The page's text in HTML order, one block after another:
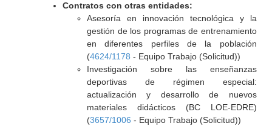
Contratos con otras entidades:
Asesoría en innovación tecnológica y la
gestión de los programas de entrenamiento
en diferentes perfiles de la población
(4624/1178 - Equipo Trabajo (Solicitud))
Investigación sobre las enseñanzas
deportivas de régimen especial:
actualización y desarrollo de nuevos
materiales didácticos (BC LOE-EDRE)
(3657/1006 - Equipo Trabajo (Solicitud))